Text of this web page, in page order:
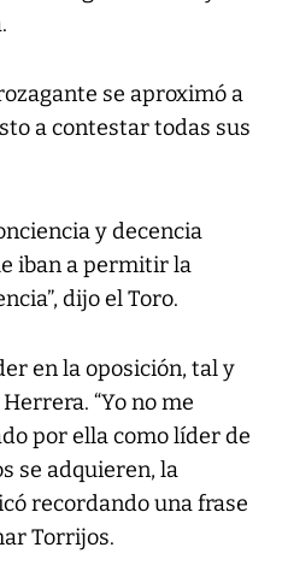
se aproximó a
a contestar todas sus
y decencia
iban a permitir la
dijo el Toro.
en la oposición, tal y
“Yo no me
por ella como líder de
se adquieren, la
recordando una frase
Torrijos.